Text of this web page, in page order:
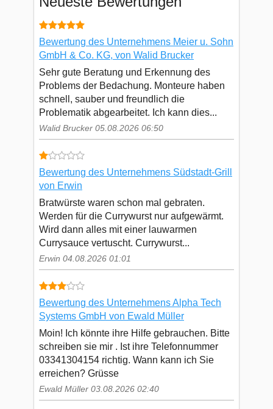
Bewertung des Unternehmens Meier u. Sohn
GmbH & Co. KG, von Walid Brucker
Sehr gute Beratung und Erkennung des
Problems der Bedachung. Monteure haben
schnell, sauber und freundlich die
Problematik abgearbeitet. Ich kann dies...
Walid Brucker 05.08.2026 06:50
Bewertung des Unternehmens Südstadt-Grill
von Erwin
Bratwürste waren schon mal gebraten.
Werden für die Currywurst nur aufgewärmt.
Wird dann alles mit einer lauwarmen
Currysauce vertuscht. Currywurst...
Erwin 04.08.2026 01:01
Bewertung des Unternehmens Alpha Tech
Systems GmbH von Ewald Müller
Moin! Ich könnte ihre Hilfe gebrauchen. Bitte
schreiben sie mir . Ist ihre Telefonnummer
03341304154 richtig. Wann kann ich Sie
erreichen? Grüsse
Ewald Müller 03.08.2026 02:40